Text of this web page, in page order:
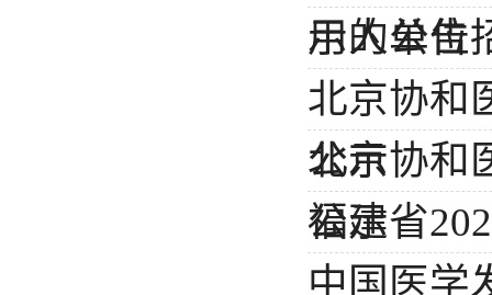
示的公告
用人单位
北京协和
公示
北京协和
公示
福建省
中国医学